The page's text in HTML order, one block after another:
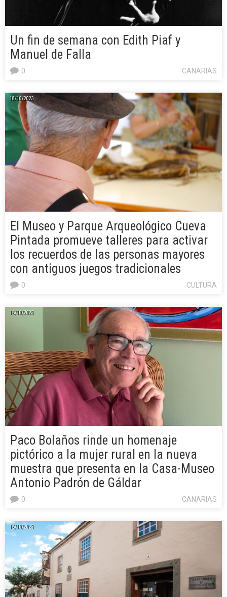
Un fin de semana con Edith Piaf y
Manuel de Falla
CANARIAS
0
18/10/2023
El Museo y Parque Arqueológico Cueva
Pintada promueve talleres para activar
los recuerdos de las personas mayores
con antiguos juegos tradicionales
CULTURA
0
16/10/2023
Paco Bolaños rinde un homenaje
pictórico a la mujer rural en la nueva
muestra que presenta en la Casa-Museo
Antonio Padrón de Gáldar
CANARIAS
0
16/10/2023